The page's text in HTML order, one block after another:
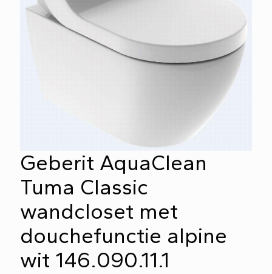
Geberit AquaClean
Tuma Classic
wandcloset met
douchefunctie alpine
wit 146.090.11.1